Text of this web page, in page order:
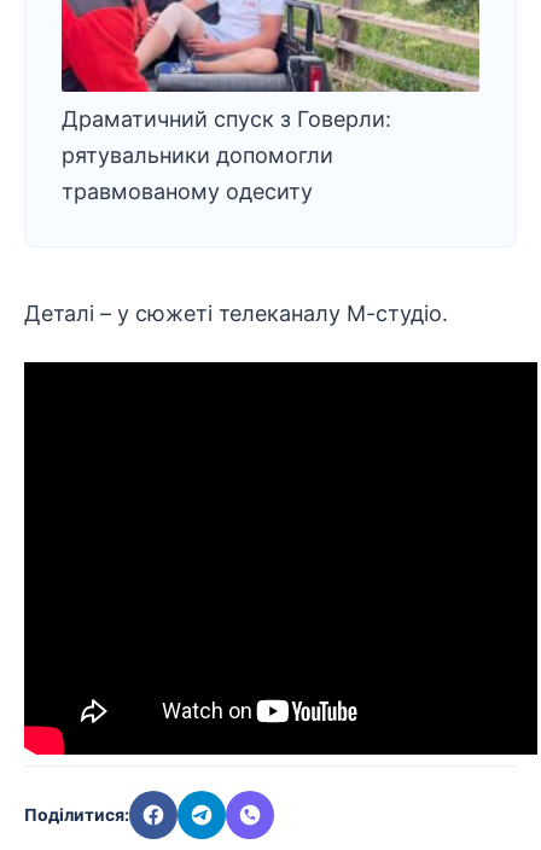
Драматичний спуск з Говерли:
рятувальники допомогли
травмованому одеситу
Деталі – у сюжеті телеканалу М-студіо.
Поділитися: